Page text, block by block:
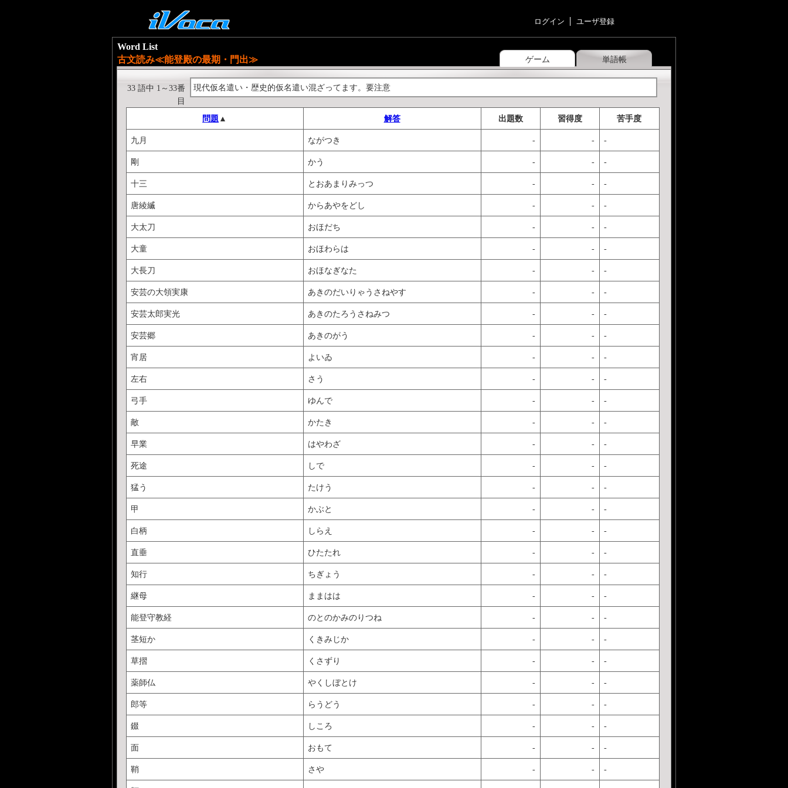
ログイン ユーザ登録
ゲーム 単語帳
Word List
古文読み≪能登殿の最期・門出≫
現代仮名遣い・歴史的仮名遣い混ざってます。要注意
33 語中 1～33番
目
問題 ▲ 解答 出題数 習得度 苦手度
九月 ながつき - - -
剛 かう - - -
十三 とおあまりみっつ - - -
唐綾縅 からあやをどし - - -
大太刀 おほだち - - -
大童 おほわらは - - -
大長刀 おほなぎなた - - -
安芸の大領実康 あきのだいりゃうさねやす - - -
安芸太郎実光 あきのたろうさねみつ - - -
安芸郷 あきのがう - - -
宵居 よいゐ - - -
左右 さう - - -
弓手 ゆんで - - -
敵 かたき - - -
早業 はやわざ - - -
死途 しで - - -
猛う たけう - - -
甲 かぶと - - -
白柄 しらえ - - -
直垂 ひたたれ - - -
知行 ちぎょう - - -
継母 ままはは - - -
能登守教経 のとのかみのりつね - - -
茎短か くきみじか - - -
草摺 くさずり - - -
薬師仏 やくしぼとけ - - -
郎等 らうどう - - -
錣 しころ - - -
面 おもて - - -
鞘 さや - - -